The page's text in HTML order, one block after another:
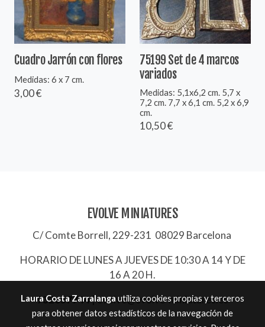
Cuadro Jarrón con flores
Medidas: 6 x 7 cm.
3,00 €
75199 Set de 4 marcos
variados
Medidas: 5,1x6,2 cm. 5,7 x
7,2 cm. 7,7 x 6,1 cm. 5,2 x 6,9
cm.
10,50 €
EVOLVE MINIATURES
C/ Comte Borrell, 229-231 08029 Barcelona
HORARIO DE LUNES A JUEVES DE 10:30 A 14 Y DE
16 A 20 H.
932657744|evolve@evolve-miniatures.es
Laura Costa Zarralanga utiliza cookies propias y terceros
para obtener datos estadísticos de la navegación de